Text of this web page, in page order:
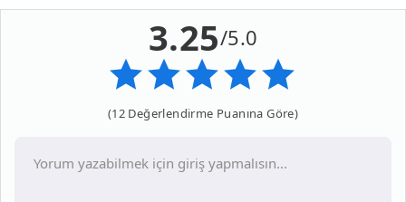
3.25/5.0
(12 Değerlendirme Puanına Göre)